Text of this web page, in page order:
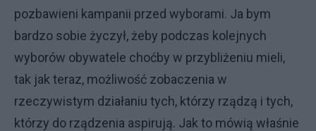
pozbawieni kampanii przed wyborami. Ja bym
bardzo sobie życzył, żeby podczas kolejnych
wyborów obywatele choćby w przybliżeniu mieli,
tak jak teraz, możliwość zobaczenia w
rzeczywistym działaniu tych, którzy rządzą i tych,
którzy do rządzenia aspirują. Jak to mówią właśnie